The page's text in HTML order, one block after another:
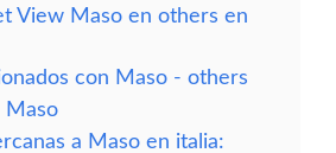
View Maso en others en
con Maso - others
Maso
a Maso en italia: